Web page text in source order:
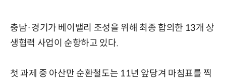
충남·경기가 베이밸리 조성을 위해 최종 합의한 13개 상
생협력 사업이 순항하고 있다.
첫 과제 중 아산만 순환철도는 11년 앞당겨 마침표를 찍